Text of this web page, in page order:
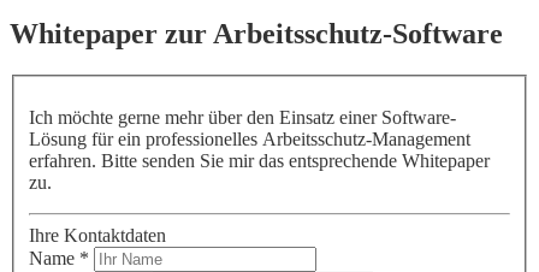
Whitepaper zur Arbeitsschutz-Software
Ich möchte gerne mehr über den Einsatz einer Software-
Lösung für ein professionelles Arbeitsschutz-Management
erfahren. Bitte senden Sie mir das entsprechende Whitepaper
zu.
Ihre Kontaktdaten
Name *